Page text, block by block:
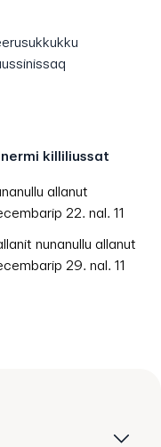
killiliussat
allanut
22. nal. 11
nunanullu allanut
29. nal. 11